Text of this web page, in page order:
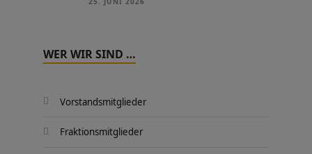
WER WIR SIND …
Vorstandsmitglieder
Fraktionsmitglieder